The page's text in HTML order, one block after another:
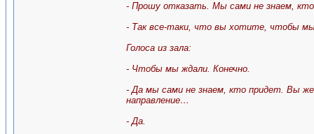
- Прошу отказать. Мы сами не знаем,
- Так все-таки, что вы хотите, чтобы мы
Голоса из зала:
- Чтобы мы ждали. Конечно.
- Да мы сами не знаем, кто придет. Вы
направление…
- Да.